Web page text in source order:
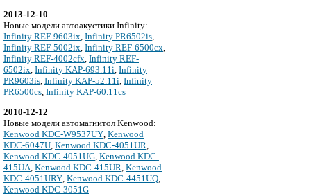
2013-12-10
Новые модели автоакустики Infinity:
Infinity REF-9603ix, Infinity PR6502is,
Infinity REF-5002ix, Infinity REF-6500cx,
Infinity REF-4002cfx, Infinity REF-
6502ix, Infinity KAP-693.11i, Infinity
PR9603is, Infinity KAP-52.11i, Infinity
PR6500cs, Infinity KAP-60.11cs
2010-12-12
Новые модели автомагнитол Kenwood:
Kenwood KDC-W9537UY, Kenwood
KDC-6047U, Kenwood KDC-4051UR,
Kenwood KDC-4051UG, Kenwood KDC-
415UA, Kenwood KDC-415UR, Kenwood
KDC-4051URY, Kenwood KDC-4451UQ,
Kenwood KDC-3051G